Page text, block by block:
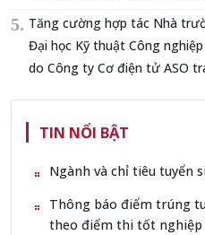
Tăng cường hợp tác Nhà
Đại học Kỹ thuật Công
do Công ty Cơ điện tử ASO
TIN NỔI BẬT
Ngành và chỉ tiêu tuyển
Thông báo điểm trúng
theo điểm thi tốt nghiệp